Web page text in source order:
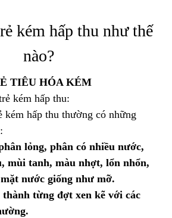
kém hấp thu như thế
nào?
TIÊU HÓA KÉM
kém hấp thu:
kém hấp thu thường có những
lỏng, phân có nhiều nước,
mùi tanh, màu nhợt, lổn nhổn,
nước giống như mỡ.
từng đợt xen kẽ với các